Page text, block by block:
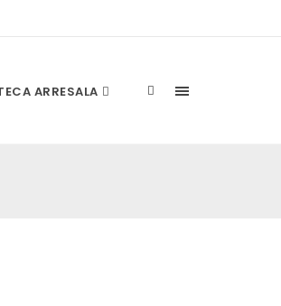
ARRESALA